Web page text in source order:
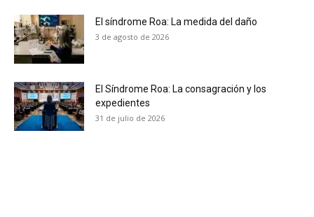
El síndrome Roa: La medida del daño
3 de agosto de 2026
El Síndrome Roa: La consagración y los
expedientes
31 de julio de 2026